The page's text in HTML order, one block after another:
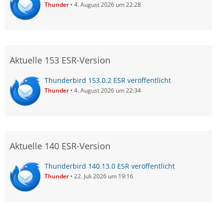
Thunder 4. August 2026 um 22:28
Aktuelle 153 ESR-Version
Thunderbird 153.0.2 ESR veröffentlicht
Thunder 4. August 2026 um 22:34
Aktuelle 140 ESR-Version
Thunderbird 140.13.0 ESR veröffentlicht
Thunder 22. Juli 2026 um 19:16